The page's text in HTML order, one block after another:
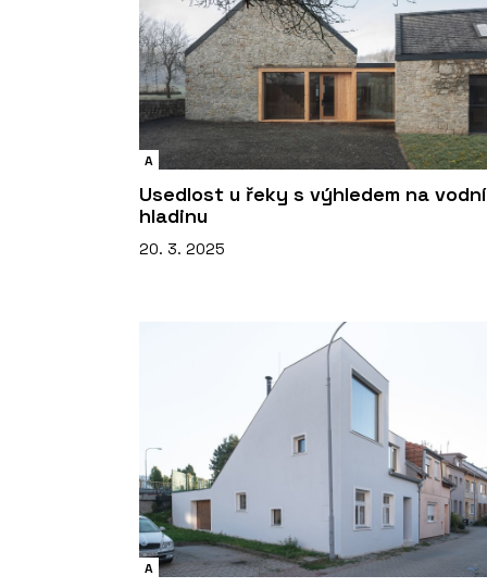
A
Usedlost u řeky s výhledem na vodní
hladinu
20. 3. 2025
A